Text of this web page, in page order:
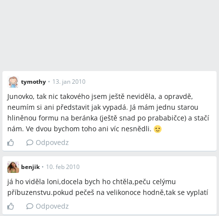
tymothy • 13. jan 2010
Junovko, tak nic takového jsem ještě neviděla, a opravdě,
neumím si ani představit jak vypadá. Já mám jednu starou
hliněnou formu na beránka (ještě snad po prababičce) a stačí
nám. Ve dvou bychom toho ani víc nesnědli.
Odpovedz
benjik • 10. feb 2010
já ho viděla loni,docela bych ho chtěla,peču celýmu
příbuzenstvu.pokud pečeš na velikonoce hodně,tak se vyplatí
Odpovedz